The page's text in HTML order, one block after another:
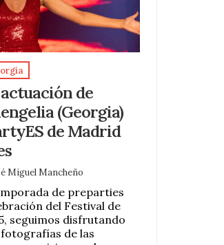
de
(Georgia)
de Madrid
Miguel Mancheño
de preparties
del Festival de
seguimos disfrutando
de las